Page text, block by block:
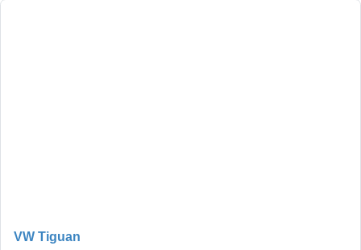
VW Tiguan